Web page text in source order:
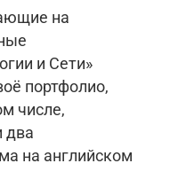
на
и Сети»
портфолио,
числе,
два
на английском